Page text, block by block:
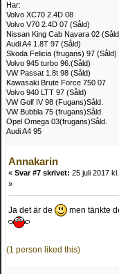
Har:
Volvo XC70 2.4D 08
Volvo V70 2.4D 07 (Såld)
Nissan King Cab Navara 02
Audi A4 1.8T 97 (Såld)
Skoda Felicia (frugans) 97 (Såld)
Volvo 945 turbo 96.(Såld)
VW Passat 1.8t 98 (Såld)
Kawasaki Brute Force 750 07
Volvo 940 LTT 97 (Såld)
VW Golf IV 98 (Fugans)Såld.
VW Bubbla 75 (frugans)Såld.
Opel Omega 03(frugans)Såld.
Audi A4 95
Annakarin
« Svar #7 skrivet: 25 juli 2017
»
Ja det är de men tänkte
(1 person liked this)